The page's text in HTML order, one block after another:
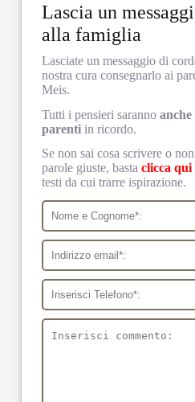
Lascia un
alla famiglia
Lasciate un messaggio di
nostra cura consegnarlo ai
Meis.
Tutti i pensieri saranno
parenti in ricordo.
Se non sai cosa scrivere o
parole giuste, bastaclicca qui
testi da cui trarre ispirazione.